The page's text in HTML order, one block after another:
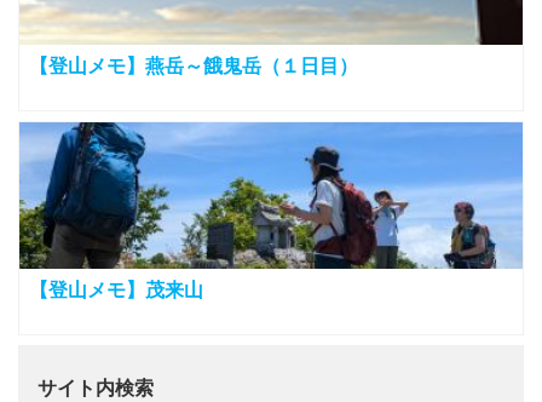
【登山メモ】燕岳～餓鬼岳（１日目）
【登山メモ】茂来山
サイト内検索